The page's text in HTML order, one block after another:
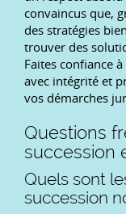
convaincus que,
des stratégies
trouver des
Faites confiance
avec intégrité et
vos démarches
Questions
succession
Quels sont
succession